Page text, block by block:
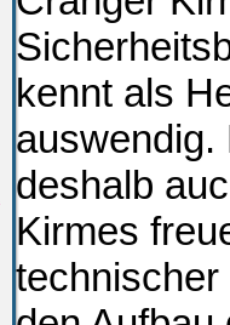
kennt als
auswendig.
deshalb
Kirmes